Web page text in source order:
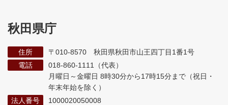
秋田県庁
住所
〒010-8570 秋田県秋田市山王四丁目1番1号
電話
018-860-1111（代表）
月曜日～金曜日 8時30分から17時15分まで （祝日・
年末年始を除く）
法人番号
1000020050008